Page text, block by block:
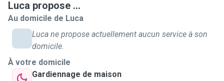
Luca propose ...
Au domicile de Luca
Luca ne propose actuellement aucun service à son
domicile.
À votre domicile
Gardiennage de maison